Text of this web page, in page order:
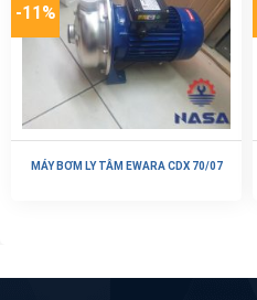
-11%
MÁY BƠM LY TÂM EWARA CDX 70/07